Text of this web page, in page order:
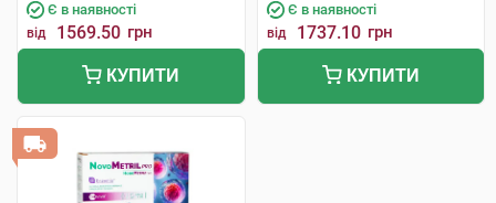
Є в наявності
від 1569.50 грн
КУПИТИ
Є в наявності
від 1737.10 грн
КУПИТИ